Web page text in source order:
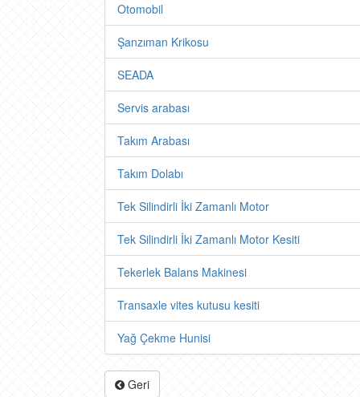
Otomobil
Şanzıman Krikosu
SEADA
Servis arabası
Takım Arabası
Takım Dolabı
Tek Silindirli İki Zamanlı Motor
Tek Silindirli İki Zamanlı Motor Kesiti
Tekerlek Balans Makinesi
Transaxle vites kutusu kesiti
Yağ Çekme Hunisi
Geri